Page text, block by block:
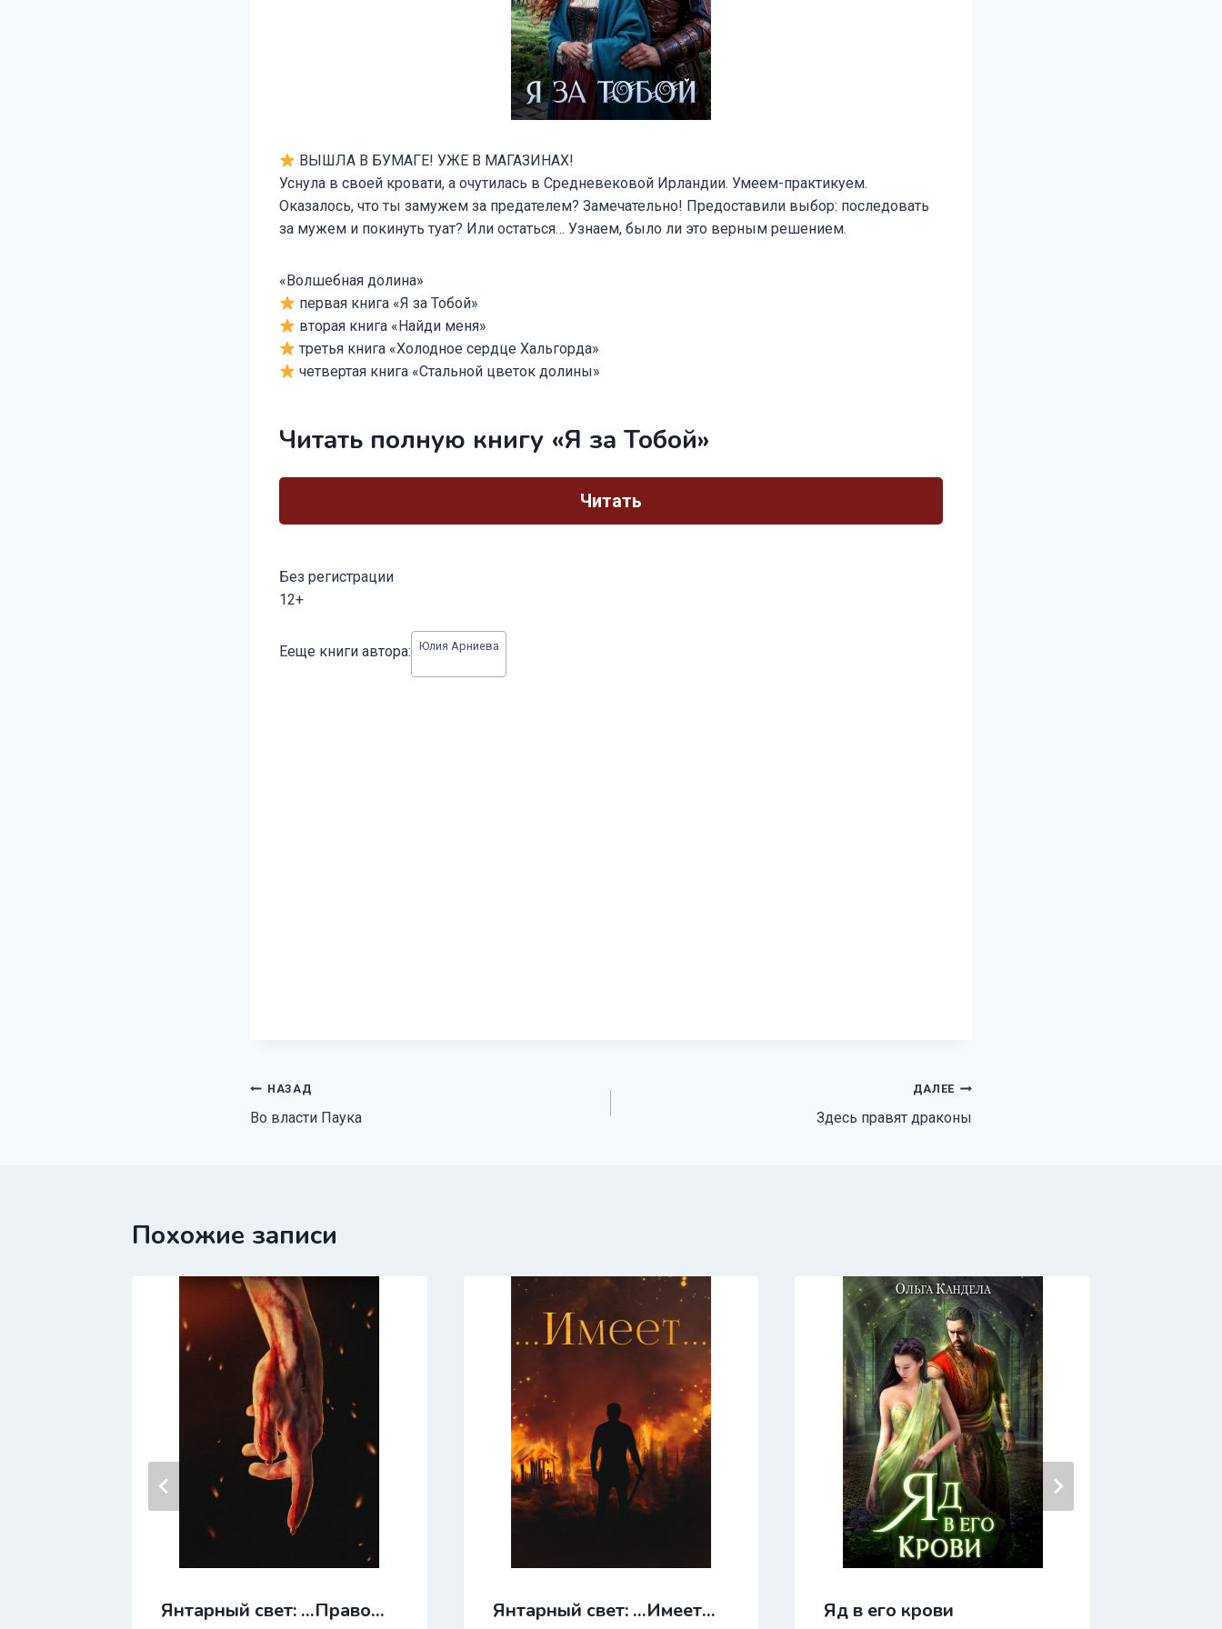
ВЫШЛА В БУМАГЕ! УЖЕ В МАГАЗИНАХ!
Уснула в своей кровати, а очутилась в Средневековой Ирландии. Умеем-практикуем.
Оказалось, что ты замужем за предателем? Замечательно! Предоставили выбор: последовать
за мужем и покинуть туат? Или остаться… Узнаем, было ли это верным решением.
«Волшебная долина»
первая книга «Я за Тобой»
вторая книга «Найди меня»
третья книга «Холодное сердце Хальгорда»
четвертая книга «Стальной цветок долины»
Читать полную книгу «Я за Тобой»
Читать
Без регистрации
12+
записи:
Ееще книги автора: Юлия Арниева
Навигация
по
НАЗАД
Во власти Паука
ДАЛЕЕ
Здесь правят драконы
Похожие записи
Янтарный свет: …Право… Янтарный свет: …Имеет… Яд в его крови